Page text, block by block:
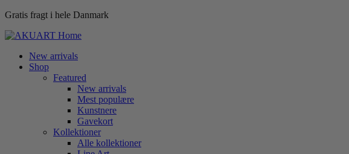
Gratis fragt i hele Danmark
New arrivals
Shop
Featured
New arrivals
Mest populære
Kunstnere
Gavekort
Kollektioner
Alle kollektioner